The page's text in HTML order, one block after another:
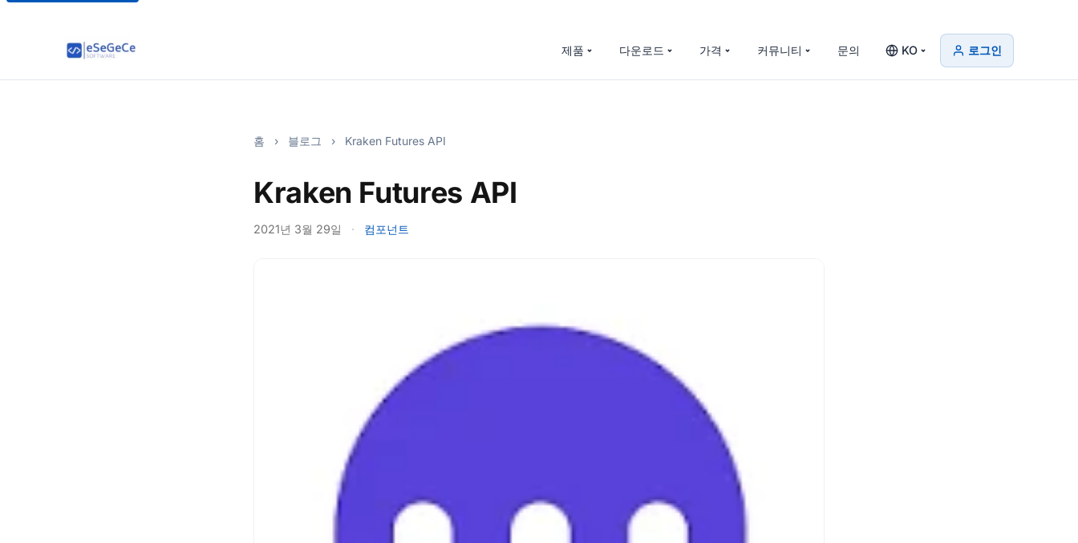
제품 다운로드 가격 커뮤니티 문의 KO 로그인
홈 › 블로그 › Kraken Futures API
Kraken Futures API
2021년 3월 29일 · 컴포넌트